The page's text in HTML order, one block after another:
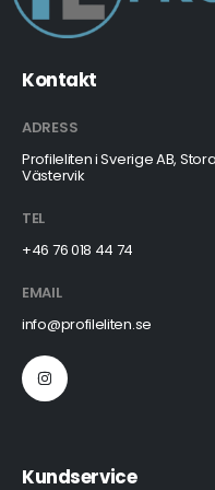
Kontakt
ADRESS
Profileliten i Sverige AB,
Västervik
TEL
+46 76 018 44 74
EMAIL
info@profileliten.se
Kundservice